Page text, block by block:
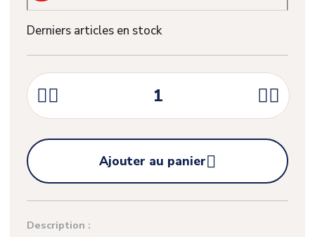
Derniers articles en stock
 

Ajouter au panier
Description :